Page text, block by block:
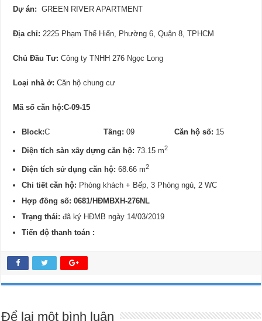
Dự án: GREEN RIVER APARTMENT
Địa chỉ: 2225 Phạm Thế Hiển, Phường 6, Quận 8, TPHCM
Chủ Đầu Tư: Công ty TNHH 276 Ngọc Long
Loại nhà ở: Căn hộ chung cư
Mã số căn hộ:C-09-15
Block:CTầng:09Căn hộ số: 15
Diện tích sàn xây dựng căn hộ:73.15 m2
Diện tích sử dụng căn hộ: 68.66 m2
Chi tiết căn hộ: Phòng khách + Bếp, 3 Phòng ngủ, 2 WC
Hợp đồng số: 0681/HĐMBXH-276NL
Trạng thái:đã ký HĐMB ngày 14/03/2019
Tiến độ thanh toán :
Để lại một bình luận